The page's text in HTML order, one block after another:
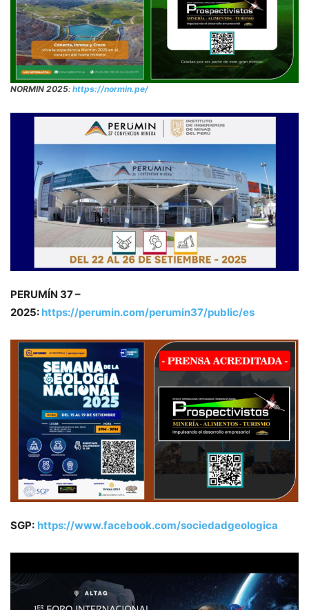
NORMIN 2025: https://normin.pe/
PERUMÍN 37 –
2025: https://perumin.com/perumin37/public/es
SGP: https://www.facebook.com/sociedadgeologica